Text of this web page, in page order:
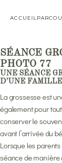
ACCUEIL
SÉANCE
PHOTO 77
UNE SÉANCE
D’UNE FAMILLE
La grossesse est
également pour
conserver le
avant l’arrivée du
Lorsque les
séance de